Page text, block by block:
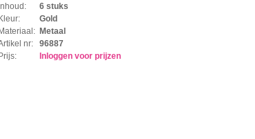
6 stuks
Gold
Metaal
nr:
96887
Inloggen voor prijzen